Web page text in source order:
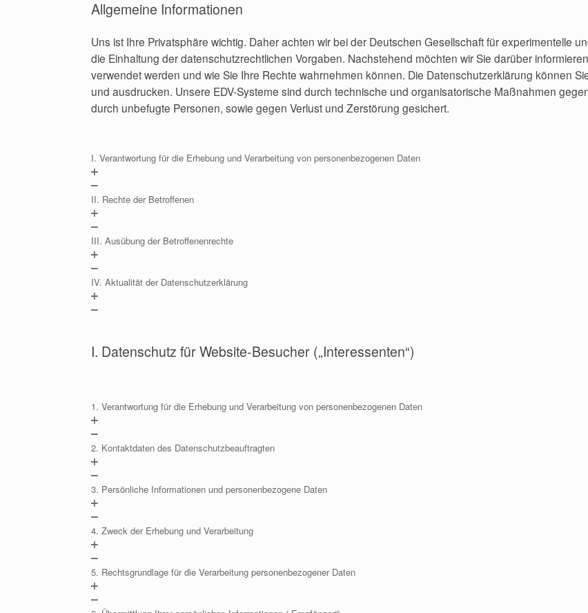
Allgemeine Informationen
Uns ist Ihre Privatsphäre wichtig. Daher achten wir bei der Deutschen Gesellschaft für experimentelle
die Einhaltung der datenschutzrechtlichen Vorgaben. Nachstehend möchten wir Sie darüber
verwendet werden und wie Sie Ihre Rechte wahrnehmen können. Die Datenschutzerklärung können
und ausdrucken. Unsere EDV-Systeme sind durch technische und organisatorische Maßnahmen
durch unbefugte Personen, sowie gegen Verlust und Zerstörung gesichert.
I. Verantwortung für die Erhebung und Verarbeitung von personenbezogenen Daten
II. Rechte der Betroffenen
III. Ausübung der Betroffenenrechte
IV. Aktualität der Datenschutzerklärung
I. Datenschutz für Website-Besucher („Interessenten“)
1. Verantwortung für die Erhebung und Verarbeitung von personenbezogenen Daten
2. Kontaktdaten des Datenschutzbeauftragten
3. Persönliche Informationen und personenbezogene Daten
4. Zweck der Erhebung und Verarbeitung
5. Rechtsgrundlage für die Verarbeitung personenbezogener Daten